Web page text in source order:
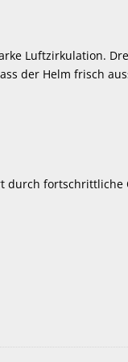
Luftzirkulation.
der Helm frisch
durch fortschrittliche